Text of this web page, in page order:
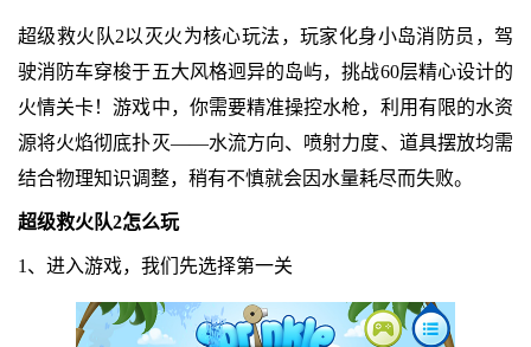
超级救火队2以灭火为核心玩法，玩家化身小岛消防员，驾
驶消防车穿梭于五大风格迥异的岛屿，挑战60层精心设计的
火情关卡！游戏中，你需要精准操控水枪，利用有限的水资
源将火焰彻底扑灭——水流方向、喷射力度、道具摆放均需
结合物理知识调整，稍有不慎就会因水量耗尽而失败。
超级救火队2怎么玩
1、进入游戏，我们先选择第一关